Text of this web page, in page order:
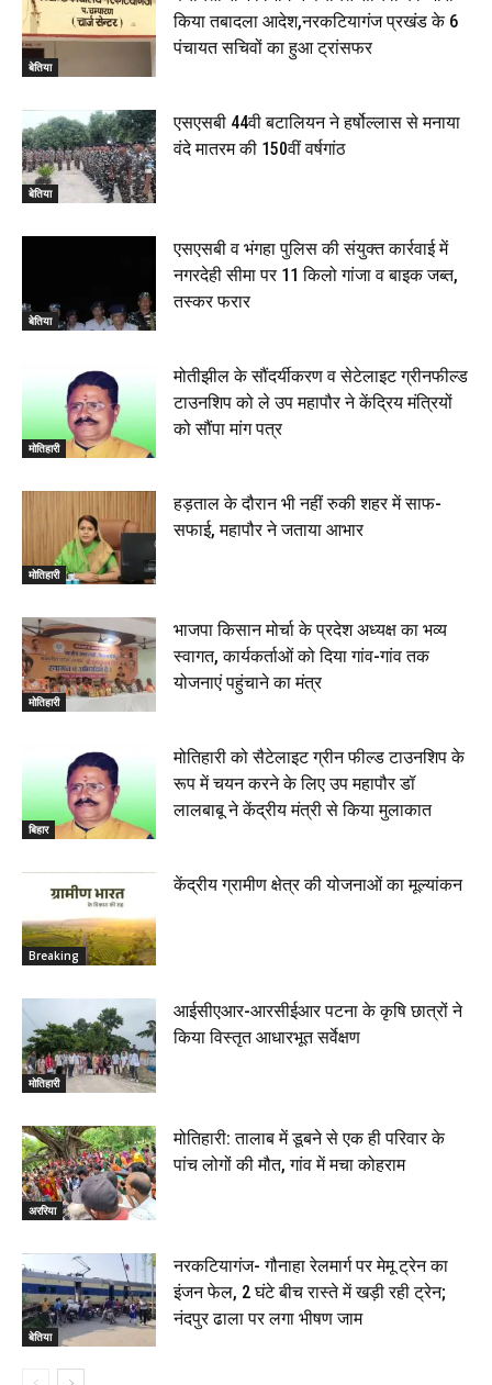
बेतिया
किया तबादला आदेश,नरकटियागंज प्रखंड के 6
पंचायत सचिवों का हुआ ट्रांसफर
बेतिया
एसएसबी 44वी बटालियन ने हर्षोल्लास से मनाया
वंदे मातरम की 150वीं वर्षगांठ
बेतिया
एसएसबी व भंगहा पुलिस की संयुक्त कार्रवाई में
नगरदेही सीमा पर 11 किलो गांजा व बाइक जब्त,
तस्कर फरार
मोतिहारी
मोतीझील के सौंदर्यीकरण व सेटेलाइट ग्रीनफील्ड
टाउनशिप को ले उप महापौर ने केंद्रिय मंत्रियों
को सौंपा मांग पत्र
मोतिहारी
हड़ताल के दौरान भी नहीं रुकी शहर में साफ-
सफाई, महापौर ने जताया आभार
मोतिहारी
भाजपा किसान मोर्चा के प्रदेश अध्यक्ष का भव्य
स्वागत, कार्यकर्ताओं को दिया गांव-गांव तक
योजनाएं पहुंचाने का मंत्र
बिहार
मोतिहारी को सैटेलाइट ग्रीन फील्ड टाउनशिप के
रूप में चयन करने के लिए उप महापौर डॉ
लालबाबू ने केंद्रीय मंत्री से किया मुलाकात
Breaking
केंद्रीय ग्रामीण क्षेत्र की योजनाओं का मूल्यांकन
मोतिहारी
आईसीएआर-आरसीईआर पटना के कृषि छात्रों ने
किया विस्तृत आधारभूत सर्वेक्षण
अररिया
मोतिहारी: तालाब में डूबने से एक ही परिवार के
पांच लोगों की मौत, गांव में मचा कोहराम
बेतिया
नरकटियागंज- गौनाहा रेलमार्ग पर मेमू ट्रेन का
इंजन फेल, 2 घंटे बीच रास्ते में खड़ी रही ट्रेन;
नंदपुर ढाला पर लगा भीषण जाम